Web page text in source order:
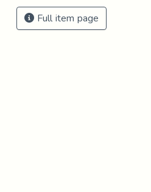
Full item page